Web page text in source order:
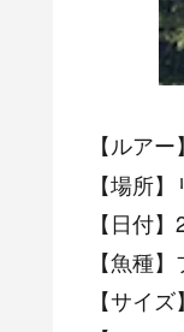
【ルアー】
【場所
【日付
【魚種
【サイ